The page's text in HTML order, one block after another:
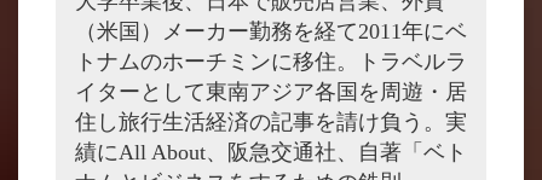
（米国）メーカー勤務を経て2011年にベ
トナムのホーチミンに移住。トラベルラ
イターとして東南アジア各国を周遊・居
住し旅行生活経済の記事を請け負う。実
績にAll About、阪急交通社、自著「ベト